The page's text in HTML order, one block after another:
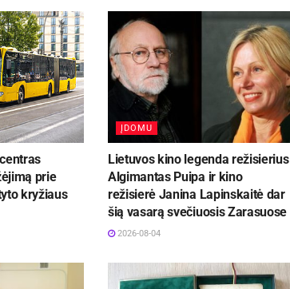
prie
kryžiaus
ĮDOMU
Lietuvos kino legenda režisierius
Algimantas Puipa ir kino
režisierė Janina Lapinskaitė dar
šią vasarą svečiuosis Zarasuose
2026-08-04